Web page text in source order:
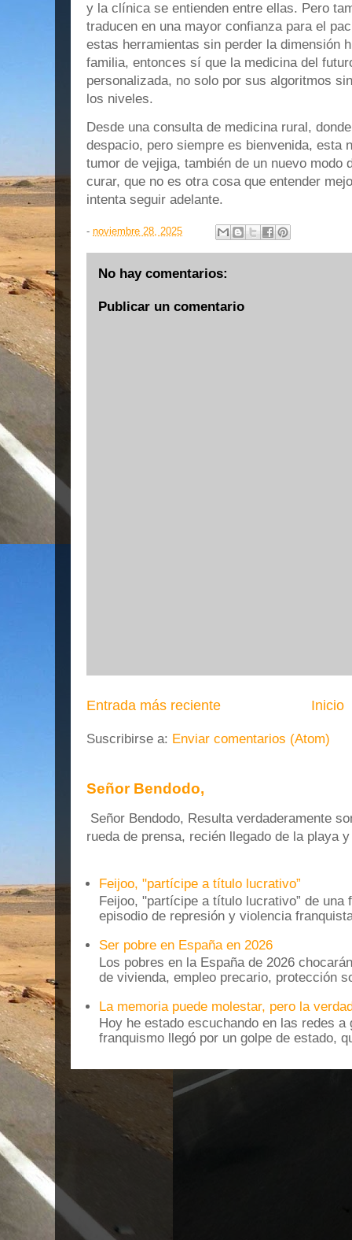
y la clínica se entienden entre ellas. Pero
traducen en una mayor confianza para el
estas herramientas sin perder la dimensión
familia, entonces sí que la medicina del
personalizada, no solo por sus algoritmos
los niveles.
Desde una consulta de medicina rural,
despacio, pero siempre es bienvenida, esta
tumor de vejiga, también de un nuevo modo
curar, que no es otra cosa que entender
intenta seguir adelante.
- noviembre 28, 2025
No hay comentarios:
Publicar un comentario
Entrada más reciente Inicio
Suscribirse a: Enviar comentarios (Atom)
Señor Bendodo,
Señor Bendodo, Resulta verdaderamente
rueda de prensa, recién llegado de la playa
Feijoo, "partícipe a título lucrativo”
Feijoo, "partícipe a título lucrativo” de una
episodio de represión y violencia
Ser pobre en España en 2026
Los pobres en la España de 2026
de vivienda, empleo precario, protección
La memoria puede molestar, pero la
Hoy he estado escuchando en las redes
franquismo llegó por un golpe de estado,